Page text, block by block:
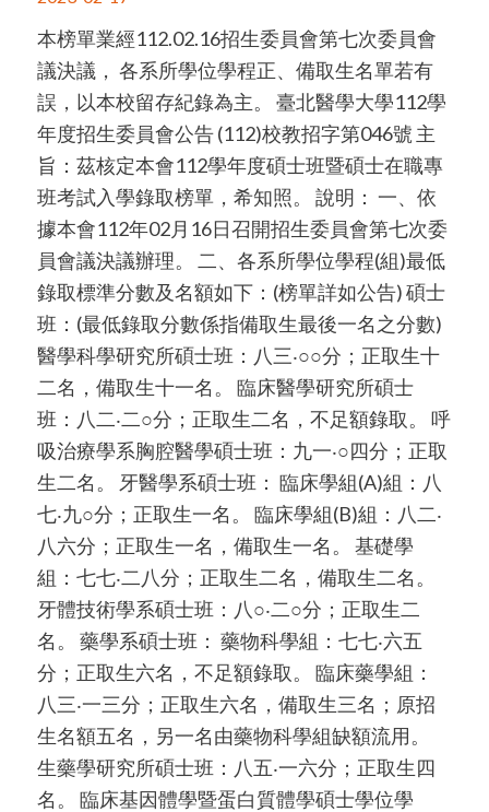
本榜單業經112.02.16招生委員會第七次委員會
議決議， 各系所學位學程正、備取生名單若有
誤，以本校留存紀錄為主。 臺北醫學大學112學
年度招生委員會公告 (112)校教招字第046號 主
旨：茲核定本會112學年度碩士班暨碩士在職專
班考試入學錄取榜單，希知照。 說明： 一、依
據本會112年02月16日召開招生委員會第七次委
員會議決議辦理。 二、各系所學位學程(組)最低
錄取標準分數及名額如下：(榜單詳如公告) 碩士
班：(最低錄取分數係指備取生最後一名之分數)
醫學科學研究所碩士班：八三‧○○分；正取生十
二名，備取生十一名。 臨床醫學研究所碩士
班：八二‧二○分；正取生二名，不足額錄取。 呼
吸治療學系胸腔醫學碩士班：九一‧○四分；正取
生二名。 牙醫學系碩士班： 臨床學組(A)組：八
七‧九○分；正取生一名。 臨床學組(B)組：八二‧
八六分；正取生一名，備取生一名。 基礎學
組：七七‧二八分；正取生二名，備取生二名。
牙體技術學系碩士班：八○‧二○分；正取生二
名。 藥學系碩士班： 藥物科學組：七七‧六五
分；正取生六名，不足額錄取。 臨床藥學組：
八三‧一三分；正取生六名，備取生三名；原招
生名額五名，另一名由藥物科學組缺額流用。
生藥學研究所碩士班：八五‧一六分；正取生四
名。 臨床基因體學暨蛋白質體學碩士學位學